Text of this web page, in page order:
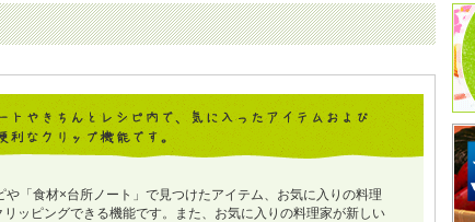
や「食材×台所ノート」で見つけたアイテム、お気に入りの料理
ッピングできる機能です。また、お気に入りの料理家が新しい